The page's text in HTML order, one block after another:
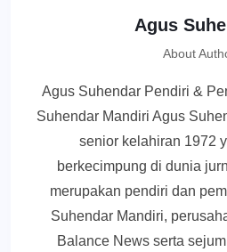
Agus
About
Agus Suhendar Pendiri &
Suhendar Mandiri Agus
senior kelahiran 1972
berkecimpung di dunia
merupakan pendiri dan
Suhendar Mandiri,
Balance News serta